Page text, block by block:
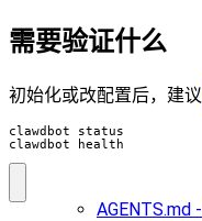
AGENTS.md
需要验证什么
初始化或改配置后，建议
clawdbot health